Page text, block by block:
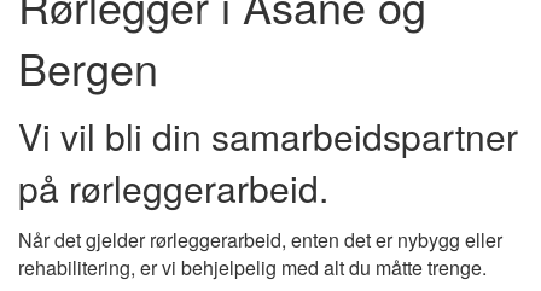
Bergen
Vi vil bli din samarbeidspartner
på rørleggerarbeid.
Når det gjelder rørleggerarbeid, enten det er nybygg eller
rehabilitering, er vi behjelpelig med alt du måtte trenge.